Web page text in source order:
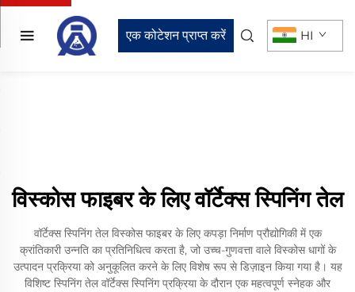
एक कोटेशन प्राप्त करें HI
विस्कोस फाइबर के लिए वॉर्टेक्स स्पिनिंग तेल
वॉर्टेक्स स्पिनिंग तेल विस्कोस फाइबर के लिए कपड़ा निर्माण प्रौद्योगिकी में एक
क्रांतिकारी उन्नति का प्रतिनिधित्व करता है, जो उच्च-गुणवत्ता वाले विस्कोस धागों के
उत्पादन प्रक्रिया को अनुकूलित करने के लिए विशेष रूप से डिज़ाइन किया गया है। यह
विशिष्ट स्पिनिंग तेल वॉर्टेक्स स्पिनिंग प्रक्रिया के दौरान एक महत्वपूर्ण स्नेहक और